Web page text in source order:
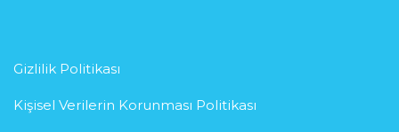
Gizlilik Politikası
Kişisel Verilerin Korunması Politikası